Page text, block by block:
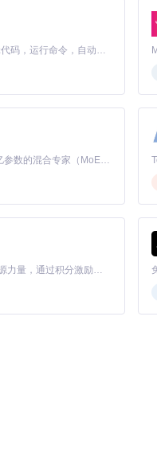
允许你绘制精确的音量包络
以根据自身需求逐步掌握从
Claude Code 的开源替代方案。连接任意大模型，编辑代码，运行命令，自动验证 — 全自动执行。用 Rust 构建，极致性能。 ｜ An open-source alternative to Claude Code. Connect any LLM, edit code, run commands, and verify changes — autonomously. Built in Rust for speed. Get Started
Kimi K3 是Kimi能力最强的模型：这是一个拥有 2.8 万亿参数的混合专家（MoE）模型，具备原生视觉理解能力，并支持 100 万 token 的上下文窗口。
「源启盛夏」暑期校园开发者成长计划旨在激活校园开源力量，通过积分激励、认证扶持、资源倾斜等形式，引导高校组织和开发者完成「入驻 — 建项目 — 做贡献 — 获认证 — 得资源」的完整闭环。无论你是想带领社团入驻平台的组织者，还是希望用代码贡献证明自己的开发者，都能在这里找到属于你的成长路径。